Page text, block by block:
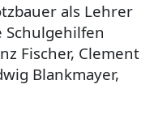
als Lehrer
Schulgehilfen
Fischer, Clement
Blankmayer,